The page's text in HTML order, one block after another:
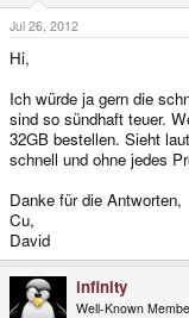
Jul 26, 2012
Hi,
Ich würde ja gern die
sind so sündhaft teuer.
32GB bestellen. Sieht
schnell und ohne jedes
Danke für die Antworten,
Cu,
David
infinity
Well-Known